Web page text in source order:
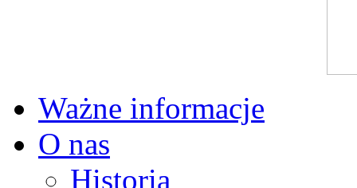
Ważne informacje
O nas
Historia